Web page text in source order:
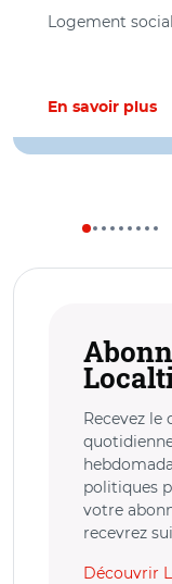
Logement
En savoir plus
Recevez
politiques
votre
recevrez
Découvrir